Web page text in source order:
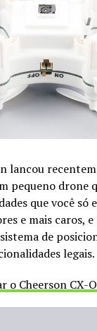
lancou
pequeno drone
que você só
e mais caros,
de
legais.
o Cheerson CX-